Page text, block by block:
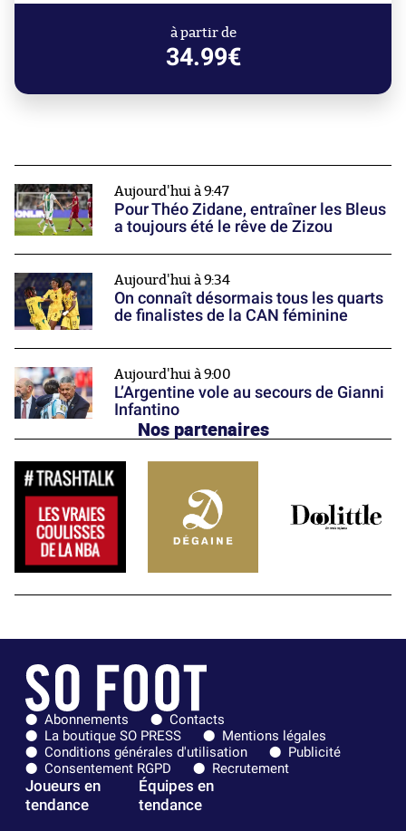
à partir de
34.99€
Aujourd'hui à 9:47
Pour Théo Zidane, entraîner les Bleus
a toujours été le rêve de Zizou
Aujourd'hui à 9:34
On connaît désormais tous les quarts
de finalistes de la CAN féminine
Aujourd'hui à 9:00
L’Argentine vole au secours de Gianni
Infantino
Nos partenaires
Abonnements
Contacts
La boutique SO PRESS
Mentions légales
Conditions générales d'utilisation
Publicité
Consentement RGPD
Recrutement
Joueurs en
tendance
Équipes en
tendance